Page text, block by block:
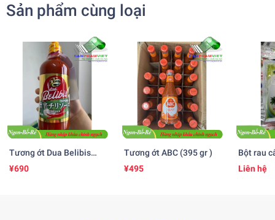
Sản phẩm cùng loại
Tương ớt Dua Belibis
(535 ml)
¥690
Tương ớt ABC (395 gr )
¥495
Bột rau
25gr )
Liên hệ